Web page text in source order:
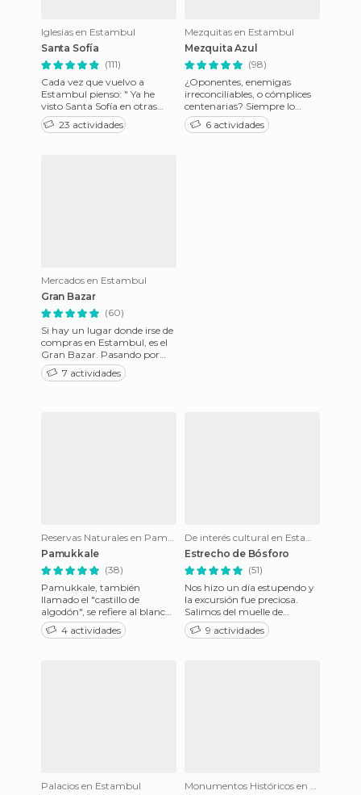
Iglesias en Estambul
Santa Sofía
(111)
Cada vez que vuelvo a
Estambul pienso: " Ya he
visto Santa Sofía en otras
ocasiones, esta vez la
omitiré", pero siempre caigo
23 actividades
Mezquitas en Estambul
Mezquita Azul
(98)
¿Oponentes, enemigas
irreconciliables, o cómplices
centenarias? Siempre lo
pienso. Parado en el parque
de Sultanahmet, entre las d
6 actividades
Mercados en Estambul
Gran Bazar
(60)
Si hay un lugar donde irse de
compras en Estambul, es el
Gran Bazar. Pasando por
zapatillas, vaqueros y
complementos como pulser
7 actividades
Reservas Naturales en Pamukkale
Pamukkale
(38)
Pamukkale, también
llamado el "castillo de
algodón", se refiere al blanco
risco que domina a la ciudad
de este mismo nombre. Las r
4 actividades
De interés cultural en Estambul
Estrecho de Bósforo
(51)
Nos hizo un día estupendo y
la excursión fue preciosa.
Salimos del muelle de
Besiktas, cruzamos el
Bósforo e hicimos una
9 actividades
Palacios en Estambul
Monumentos Históricos en Estambul